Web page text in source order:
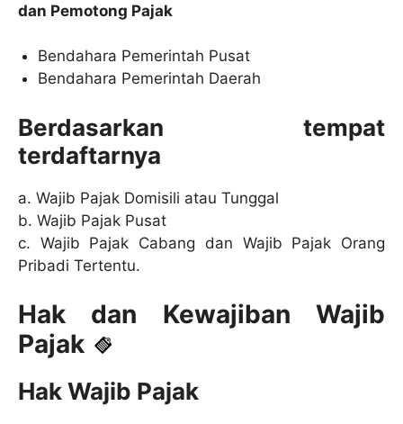
dan Pemotong Pajak
Bendahara Pemerintah Pusat
Bendahara Pemerintah Daerah
Berdasarkan tempat
terdaftarnya
a. Wajib Pajak Domisili atau Tunggal
b. Wajib Pajak Pusat
c. Wajib Pajak Cabang dan Wajib Pajak Orang
Pribadi Tertentu.
Hak dan Kewajiban Wajib
Pajak
Hak Wajib Pajak